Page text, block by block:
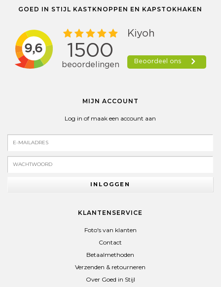
GOED IN STIJL KASTKNOPPEN EN KAPSTOKHAKEN
MIJN ACCOUNT
Log in of maak een account aan
INLOGGEN
KLANTENSERVICE
Foto's van klanten
Contact
Betaalmethoden
Verzenden & retourneren
Over Goed in Stijl